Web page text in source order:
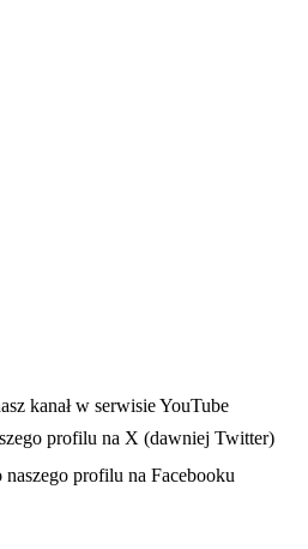
karcie
w nowej karcie
kanał w serwisie YouTube
profilu na X (dawniej Twitter)
się w nowej karcie
naszego profilu na Facebooku